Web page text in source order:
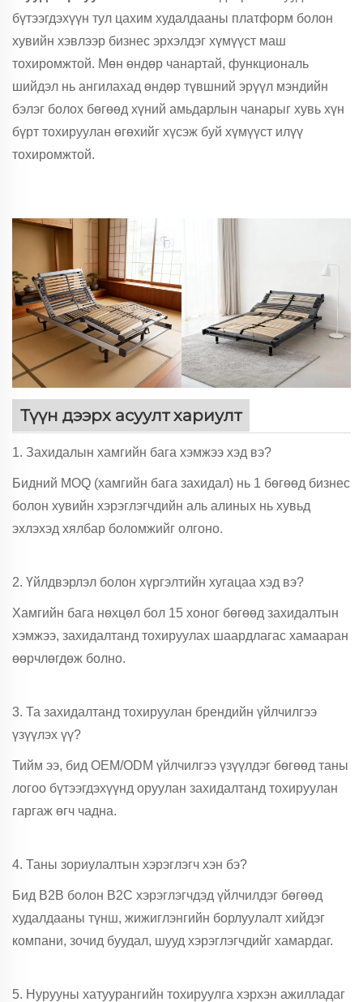
бүтээгдэхүүн тул цахим худалдааны платформ болон
хувийн хэвлээр бизнес эрхэлдэг хүмүүст маш
тохиромжтой. Мөн өндөр чанартай, функциональ
шийдэл нь ангилахад өндөр түвшний эрүүл мэндийн
бэлэг болох бөгөөд хүний амьдарлын чанарыг хувь хүн
бүрт тохируулан өгөхийг хүсэж буй хүмүүст илүү
тохиромжтой.
Түүн дээрх асуулт хариулт
1. Захидалын хамгийн бага хэмжээ хэд вэ?
Бидний MOQ (хамгийн бага захидал) нь 1 бөгөөд бизнес
болон хувийн хэрэглэгчдийн аль алиных нь хувьд
эхлэхэд хялбар боломжийг олгоно.
2. Үйлдвэрлэл болон хүргэлтийн хугацаа хэд вэ?
Хамгийн бага нөхцөл бол 15 хоног бөгөөд захидалтын
хэмжээ, захидалтанд тохируулах шаардлагас хамааран
өөрчлөгдөж болно.
3. Та захидалтанд тохируулан брендийн үйлчилгээ
үзүүлэх үү?
Тийм ээ, бид OEM/ODM үйлчилгээ үзүүлдэг бөгөөд таны
логоо бүтээгдэхүүнд оруулан захидалтанд тохируулан
гаргаж өгч чадна.
4. Таны зориулалтын хэрэглэгч хэн бэ?
Бид B2B болон B2C хэрэглэгчдэд үйлчилдэг бөгөөд
худалдааны түнш, жижиглэнгийн борлуулалт хийдэг
компани, зочид буудал, шууд хэрэглэгчдийг хамардаг.
5. Нурууны хатуурангийн тохируулга хэрхэн ажилладаг